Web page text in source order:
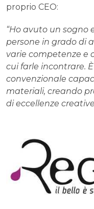
proprio CEO:
“Ho avuto un
persone in grado di
varie competenze e
cui farle incontrare.
convenzionale
materiali, creando
di eccellenze